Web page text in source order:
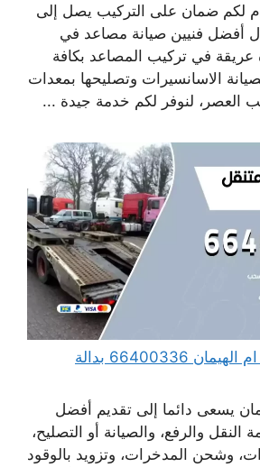
لكم ضمان على التركيب يصل إلى
أفضل فنيين صيانة مصاعد في
عريقة في تركيب المصاعد بكافة
الاسانسيرات وتصليحها بمعدات
العصر، لنوفر لكم خدمة جيدة ...
ونش كرين سطحة ام الهيمان 66400336 بدالة
يسعى دائما إلى تقديم أفضل
والرفع، والصيانة أو التصليح،
وشحن المدخرات، وتزويد بالوقود